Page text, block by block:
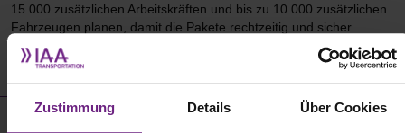
Zustimmung Details Über Cookies
15.000 zusätzlichen Arbeitskräften und bis zu 10.000 zusätzlichen
Fahrzeugen planen, damit die Pakete rechtzeitig und sicher
ankommen.
2